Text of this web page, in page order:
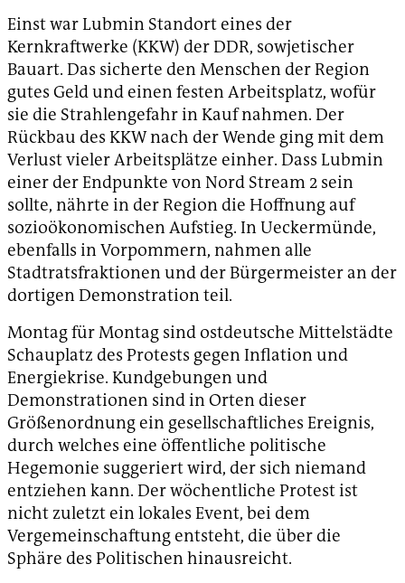
Einst war Lubmin Standort eines der
Kernkraftwerke (KKW) der DDR, sowjetischer
Bauart. Das sicherte den Menschen der Region
gutes Geld und einen festen Arbeitsplatz, wofür
sie die Strahlengefahr in Kauf nahmen. Der
Rückbau des KKW nach der Wende ging mit dem
Verlust vieler Arbeitsplätze einher. Dass Lubmin
einer der Endpunkte von Nord Stream 2 sein
sollte, nährte in der Region die Hoffnung auf
sozioökonomischen Aufstieg. In Ueckermünde,
ebenfalls in Vorpommern, nahmen alle
Stadtratsfraktionen und der Bürgermeister an der
dortigen Demonstration teil.
Montag für Montag sind ostdeutsche Mittelstädte
Schauplatz des Protests gegen Inflation und
Energiekrise. Kundgebungen und
Demonstrationen sind in Orten dieser
Größenordnung ein gesellschaftliches Ereignis,
durch welches eine öffentliche politische
Hegemonie suggeriert wird, der sich niemand
entziehen kann. Der wöchentliche Protest ist
nicht zuletzt ein lokales Event, bei dem
Vergemeinschaftung entsteht, die über die
Sphäre des Politischen hinausreicht.